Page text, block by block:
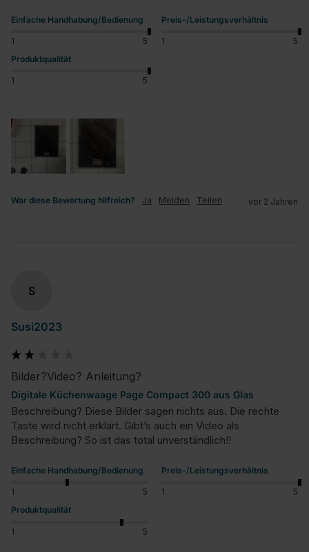
Einfache Handhabung/Bedienung
1 5
Preis-/Leistungsverhältnis
1
5
Produktqualität
1 5
War diese Bewertung hilfreich? Ja Melden Teilen vor 2 Jahren
S
Susi2023
Bilder?Video? Anleitung?
Digitale Küchenwaage Page Compact 300 aus Glas
Beschreibung? Diese Bilder sagen nichts aus. Die rechte
Taste wird nicht erklärt. Gibt’s auch ein Video als
Beschreibung? So ist das total unverständlich!!
Einfache Handhabung/Bedienung
1 5
Preis-/Leistungsverhältnis
1
5
Produktqualität
1 5